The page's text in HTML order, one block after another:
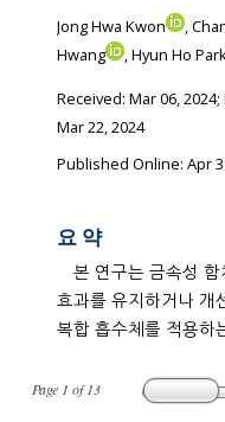
Page 1 of13
Jong Hwa Kwon ,
Hwang
, Hyun Ho
Received: Mar 06, 2024;
Mar 22, 2024
Published Online: Apr
요 약
본 연구는 금속성
효과를 유지하거나 개
복합 흡수체를 적용하는 방법을 제시하